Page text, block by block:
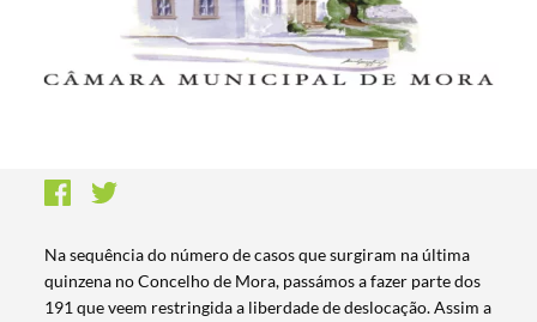
Na sequência do número de casos que surgiram na última
quinzena no Concelho de Mora, passámos a fazer parte dos
191 que veem restringida a liberdade de deslocação. Assim a